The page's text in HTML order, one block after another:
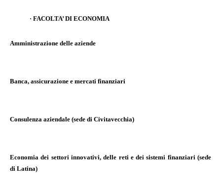
· FACOLTA’ DI ECONOMIA
Amministrazione delle aziende
Banca, assicurazione e mercati finanziari
Consulenza aziendale (sede di Civitavecchia)
Economia dei settori innovativi, delle reti e dei sistemi finanziari (sede
di Latina)